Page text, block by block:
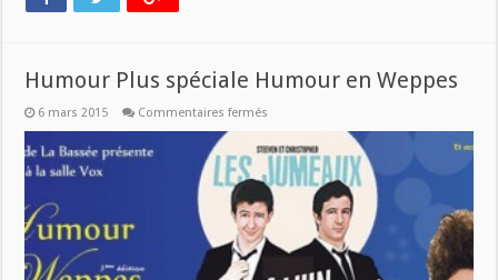
Humour Plus spéciale Humour en Weppes
6 mars 2015 Commentaires fermés
spéciale
Humour
en
Weppes